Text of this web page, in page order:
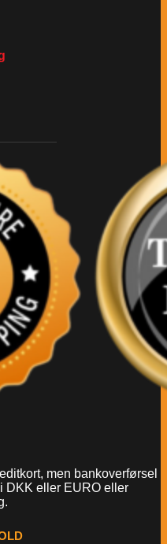
men bankoverførsel
DKK eller EURO eller